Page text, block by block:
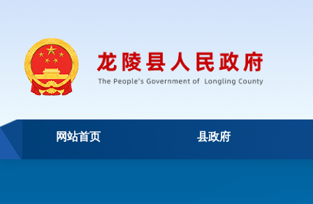
网站首页 县政府